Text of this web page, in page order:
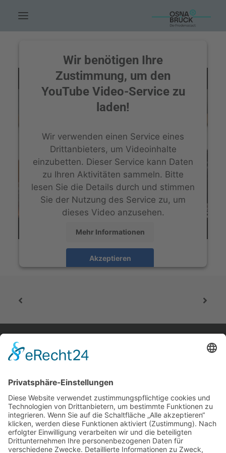
AKTUELLES.
LEUTE.
FÖRDERUNG.
UNSERE ARBEIT.
KONTAKT.
SUCHE
Wir benötigen Ihre
Zustimmung, um den
YouTube Video-Service zu
laden!
Wir verwenden einen Service eines
Drittanbieters, um Videoinhalte
einzubetten. Dieser Service kann Daten
zu Ihren Aktivitäten sammeln. Bitte
lesen Sie die Details durch und stimmen
Sie der Nutzung des Service zu, um
dieses Video anzusehen.
Mehr Informationen
Akzeptieren
home.
aktuelles.
leute.